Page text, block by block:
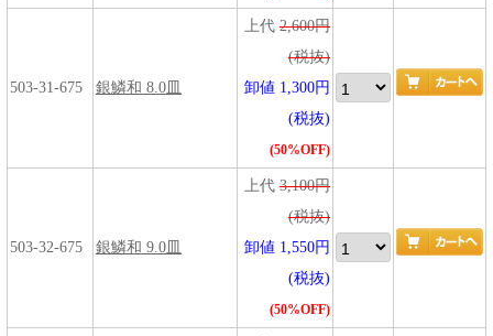
503-31-675 銀鱗和 8.0皿
上代 2,600円
(税抜)
卸値 1,300円
(税抜)
(50%OFF)
503-32-675 銀鱗和 9.0皿
上代 3,100円
(税抜)
卸値 1,550円
(税抜)
(50%OFF)